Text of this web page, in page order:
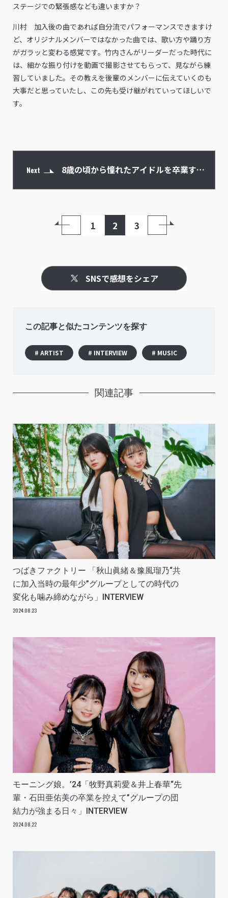
ステージでの緊張感なども違いますか？
川村 加入後の曲であれば自分流でパフォーマンスできますけ
ど、オリジナルメンバーではなかった曲では、歌い方や踊り方
がガラッと変わる感覚です。竹内さんがリーダーだった時代に
は、細かな振り付けを動画で撮影させてもらって、見ながら練
習していました。その教えを後輩のメンバーに伝えていくのも
大事だと思っていたし、この先も受け継がれていってほしいで
す。
Next 8歳の頃から憧れたアイドルを卒業する
1 2 3
SNSで感想をシェア
この記事と似たコンテンツを探す
# ARTIST # INTERVIEW # MUSIC
関連記事
つばきファクトリー 「秋山眞緒＆豫風瑠乃“共
に加入当時の最年少”グループとしての時代の
変化も噛み締めながら」INTERVIEW
2024.08.23
モーニング娘。’24「牧野真莉愛＆井上春華“先
輩・石田亜佑美の卒業を控えて”グループの団
結力が強まる日々」INTERVIEW
2024.08.22